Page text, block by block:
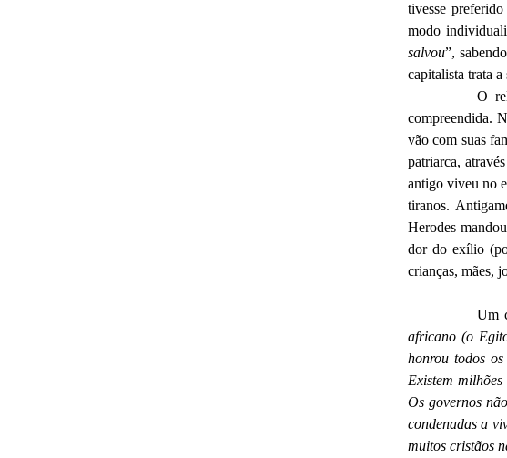
tivesse
modo
salvou”,
capitalista trata a
O
compreendida.
vão com suas
patriarca,
antigo viveu no
tiranos.
Herodes
dor do exílio
crianças, mães,
Um
africano (o
honrou todos
Existem
Os governos
condenadas a
muitos cristãos